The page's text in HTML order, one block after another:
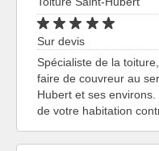
Sur devis
Spécialiste de la
faire de couvreur au
Hubert et ses
de votre habitation